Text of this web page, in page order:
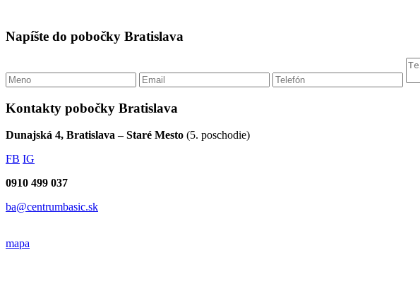
Napíšte do pobočky Bratislava
Kontakty pobočky Bratislava
Dunajská 4, Bratislava – Staré Mesto (5. poschodie)
FB IG
0910 499 037
ba@centrumbasic.sk
mapa